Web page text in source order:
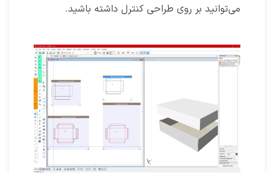
می‌توانید بر روی طراحی کنترل داشته باشید.